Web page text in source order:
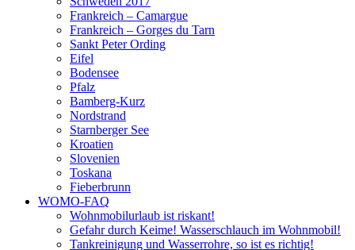
Frankreich – Camargue
Frankreich – Gorges du Tarn
Sankt Peter Ording
Eifel
Bodensee
Pfalz
Bamberg-Kurz
Nordstrand
Starnberger See
Kroatien
Slovenien
Toskana
Fieberbrunn
WOMO-FAQ
Wohnmobilurlaub ist riskant!
Gefahr durch Keime! Wasserschlauch im Wohnmobil!
Tankreinigung und Wasserrohre, so ist es richtig!